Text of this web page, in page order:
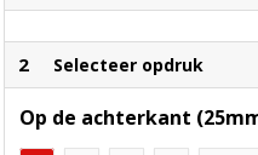
2 Selecteer opdruk
Op de achterkant